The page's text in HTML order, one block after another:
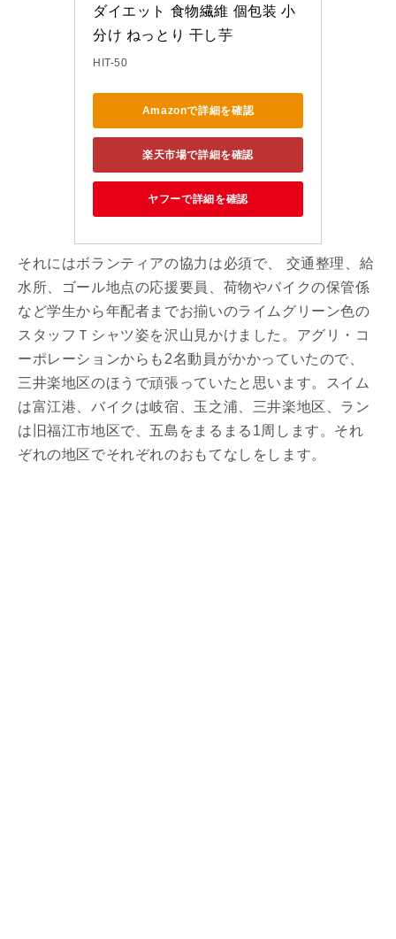
ダイエット 食物繊維 個包装 小
分け ねっとり 干し芋
HIT-50
Amazonで詳細を確認
楽天市場で詳細を確認
ヤフーで詳細を確認
それにはボランティアの協力は必須で、 交通整理、給
水所、ゴール地点の応援要員、荷物やバイクの保管係
など学生から年配者までお揃いのライムグリーン色の
スタッフＴシャツ姿を沢山見かけました。アグリ・コ
ーポレーションからも2名動員がかかっていたので、
三井楽地区のほうで頑張っていたと思います。スイム
は富江港、バイクは岐宿、玉之浦、三井楽地区、ラン
は旧福江市地区で、五島をまるまる1周します。それ
ぞれの地区でそれぞれのおもてなしをします。